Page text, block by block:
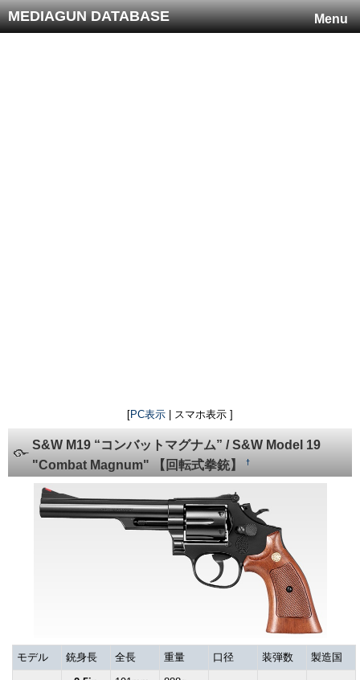
Menu
MEDIAGUN DATABASE
[PC表示 | スマホ表示 ]
S&W M19 “コンバットマグナム” / S&W Model 19
"Combat Magnum" 【回転式拳銃】
†
モデル 銃身長 全長 重量 口径 装弾数 製造国